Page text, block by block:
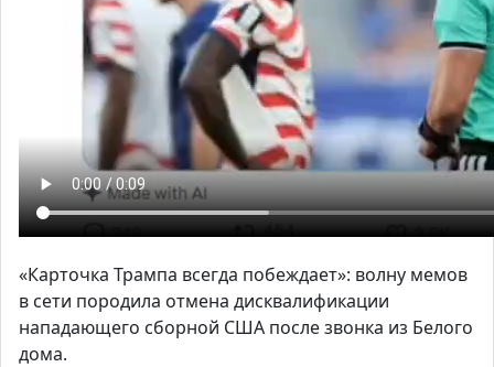
«Карточка Трампа всегда побеждает»: волну мемов
в сети породила отмена дисквалификации
нападающего сборной США после звонка из Белого
дома.